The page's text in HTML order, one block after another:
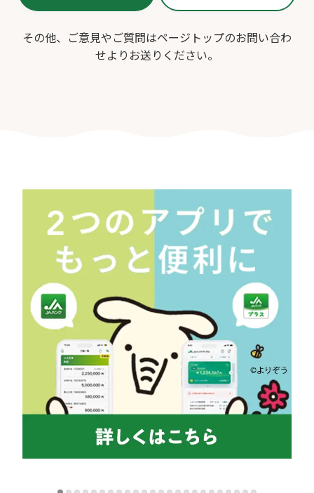
その他、ご意見やご質問はページトップのお問い合わ
せよりお送りください。